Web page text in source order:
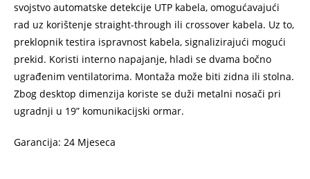
svojstvo automatske detekcije UTP kabela, omogućavajući
rad uz korištenje straight-through ili crossover kabela. Uz to,
preklopnik testira ispravnost kabela, signalizirajući mogući
prekid. Koristi interno napajanje, hladi se dvama bočno
ugrađenim ventilatorima. Montaža može biti zidna ili stolna.
Zbog desktop dimenzija koriste se duži metalni nosači pri
ugradnji u 19” komunikacijski ormar.
Garancija: 24 Mjeseca